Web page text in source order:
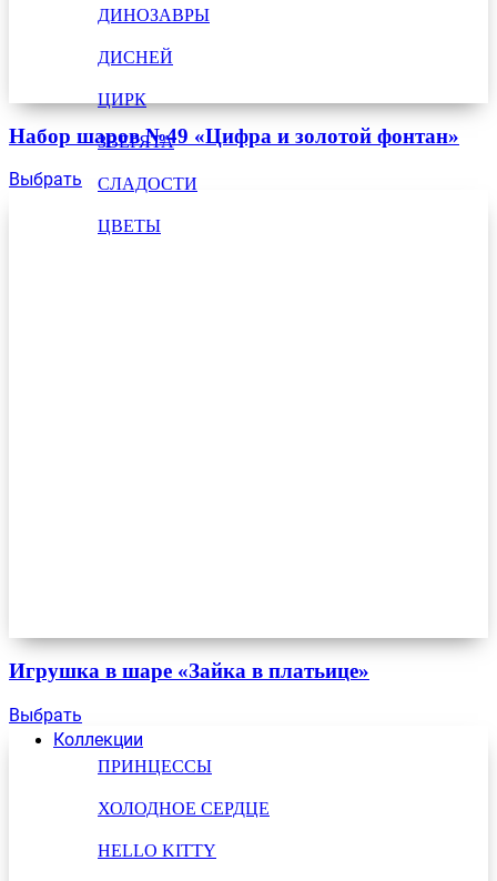
ДИНОЗАВРЫ
ДИСНЕЙ
ЦИРК
ЗВЕРЯТА
СЛАДОСТИ
ЦВЕТЫ
Коллекции
ПРИНЦЕССЫ
ХОЛОДНОЕ СЕРДЦЕ
HELLO KITTY
Набор шаров №49 «Цифра и золотой фонтан»
Выбрать
Игрушка в шаре «Зайка в платьице»
Выбрать